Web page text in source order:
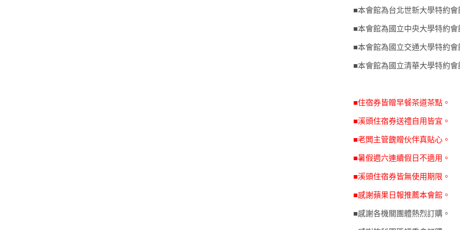
■本會館為台北世新大學特約會
■本會館為國立中央大學特約會
■本會館為國立交通大學特約會
■本會館為國立清華大學特約會
■住宿券皆贈早餐茶道茶點。
■溪頭住宿券送禮自用皆宜。
■老闆主管餽贈伙伴真貼心。
■暑假週六連續假日不適用。
■溪頭住宿券皆無使用期限。
■感謝蘋果日報推薦本會館。
■感謝各機關團體熱烈訂購。